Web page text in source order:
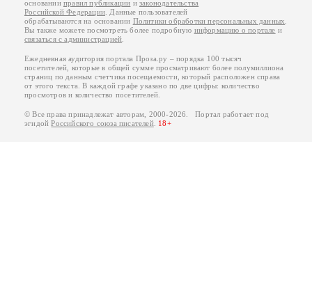
основанииправил публикации изаконодательства
Российской Федерации . Данные пользователей
обрабатываются на основании Политики обработки персональных данных
Вы также можете посмотреть более подробную информацию о портале и
связаться с администрацией
Ежедневная аудитория портала Проза.ру – порядка 100 тысяч
посетителей, которые в общей сумме просматривают более полумиллиона
страниц по данным счетчика посещаемости, который расположен справа
от этого текста. В каждой графе указано по две цифры: количество
просмотров и количество посетителей.
© Все права принадлежат авторам, 2000-2026. Портал работает под
эгидойРоссийского союза писателей. 18+